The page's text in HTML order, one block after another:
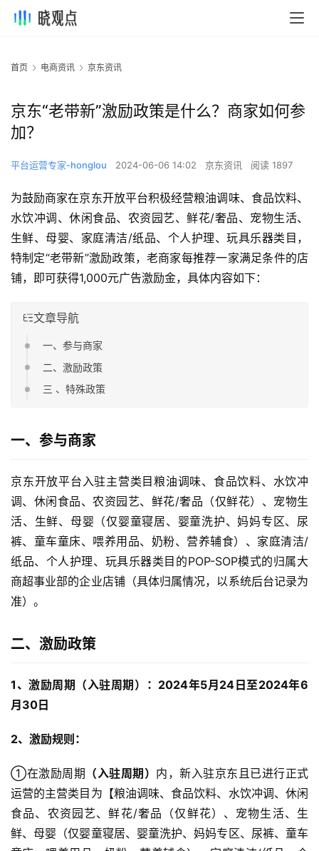
首页 电商资讯 京东资讯
京东“老带新”激励政策是什么？商家如何参
加？
平台运营专家-honglou 2024-06-06 14:02 京东资讯 阅读 1897
为鼓励商家在京东开放平台积极经营粮油调味、食品饮料、
水饮冲调、休闲食品、农资园艺、鲜花/奢品、宠物生活、
生鲜、母婴、家庭清洁/纸品、个人护理、玩具乐器类目，
特制定“老带新”激励政策，老商家每推荐一家满足条件的店
铺，即可获得1,000元广告激励金，具体内容如下：
文章导航
一、参与商家
二、激励政策
三 、特殊政策
一、参与商家
京东开放平台入驻主营类目粮油调味、食品饮料、水饮冲
调、休闲食品、农资园艺、鲜花/奢品（仅鲜花）、宠物生
活、生鲜、母婴（仅婴童寝居、婴童洗护、妈妈专区、尿
裤、童车童床、喂养用品、奶粉、营养辅食）、家庭清洁/
纸品、个人护理、玩具乐器类目的POP-SOP模式的归属大
商超事业部的企业店铺（具体归属情况，以系统后台记录为
准）。
二、激励政策
1、激励周期（入驻周期）：2024年5月24日至2024年6
月30日
2、激励规则：
①在激励周期 （入驻周期） 内，新入驻京东且已进行正式
运营的主营类目为【粮油调味、食品饮料、水饮冲调、休闲
食品、农资园艺、鲜花/奢品（仅鲜花）、宠物生活、生
鲜、母婴（仅婴童寝居、婴童洗护、妈妈专区、尿裤、童车